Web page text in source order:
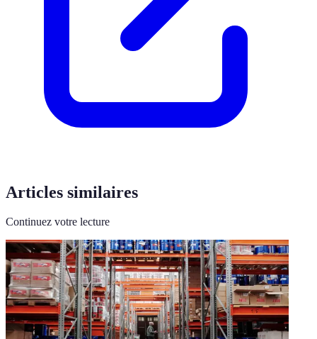
Articles similaires
Continuez votre lecture